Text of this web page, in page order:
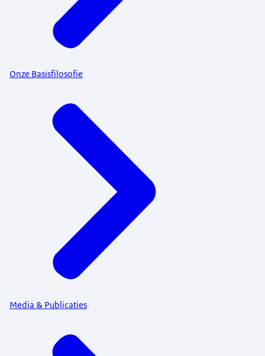
Onze Basisfilosofie
Media & Publicaties